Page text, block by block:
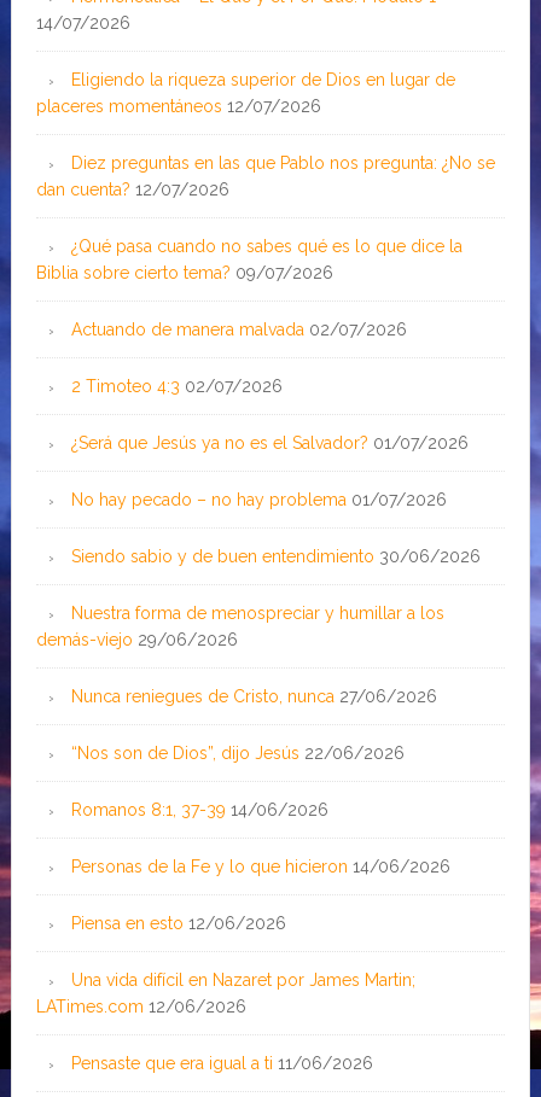
14/07/2026
Eligiendo la riqueza superior de Dios en lugar de
placeres momentáneos 12/07/2026
Diez preguntas en las que Pablo nos pregunta: ¿No se
dan cuenta? 12/07/2026
¿Qué pasa cuando no sabes qué es lo que dice la
Biblia sobre cierto tema? 09/07/2026
Actuando de manera malvada 02/07/2026
2 Timoteo 4:3 02/07/2026
¿Será que Jesús ya no es el Salvador? 01/07/2026
No hay pecado – no hay problema 01/07/2026
Siendo sabio y de buen entendimiento 30/06/2026
Nuestra forma de menospreciar y humillar a los
demás-viejo 29/06/2026
Nunca reniegues de Cristo, nunca 27/06/2026
“Nos son de Dios”, dijo Jesús 22/06/2026
Romanos 8:1, 37-39 14/06/2026
Personas de la Fe y lo que hicieron 14/06/2026
Piensa en esto 12/06/2026
Una vida difícil en Nazaret por James Martin;
LATimes.com 12/06/2026
Pensaste que era igual a ti 11/06/2026